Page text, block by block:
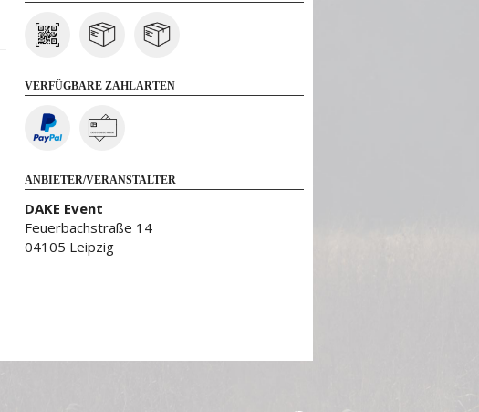
VERFÜGBARE ZAHLARTEN
ANBIETER/VERANSTALTER
DAKE Event
Feuerbachstraße 14
04105 Leipzig